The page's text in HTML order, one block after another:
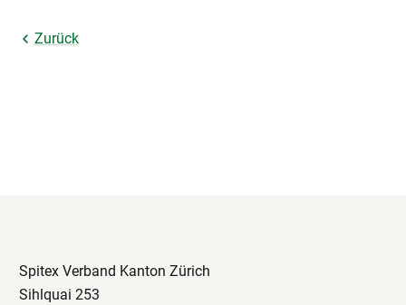
Zurück
Spitex Verband Kanton Zürich
Sihlquai 253